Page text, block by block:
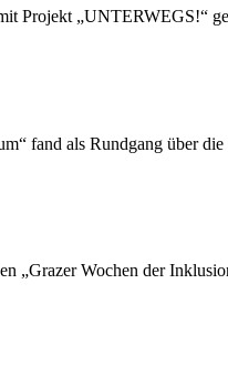
Projekt „UNTERWEGS!“
fand als Rundgang über
„Grazer Wochen der